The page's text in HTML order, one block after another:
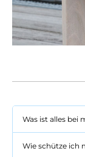
Was ist alles bei
Wie schütze ich